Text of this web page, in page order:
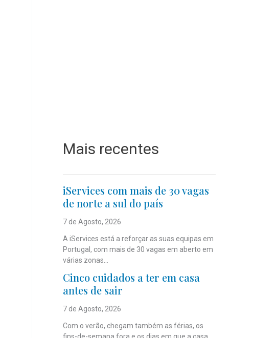
Mais recentes
iServices com mais de 30 vagas
de norte a sul do país
7 de Agosto, 2026
A iServices está a reforçar as suas equipas em
Portugal, com mais de 30 vagas em aberto em
várias zonas...
Cinco cuidados a ter em casa
antes de sair
7 de Agosto, 2026
Com o verão, chegam também as férias, os